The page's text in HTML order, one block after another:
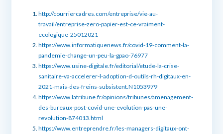
http://courriercadres.com/entreprise/vie-au-
travail/entreprise-zero-papier-est-ce-vraiment-
ecologique-25012021
https://www.informatiquenews.fr/covid-19-comment-la-
pandemie-change-un-peu-la-gpao-76977
https://www.usine-digitale.fr/editorial/etude-la-crise-
sanitaire-va-accelerer-l-adoption-d-outils-rh-digitaux-en-
2021-mais-des-freins-subsistent.N1053979
https://www.latribune.fr/opinions/tribunes/amenagement-
des-bureaux-post-covid-une-evolution-pas-une-
revolution-874013.html
https://www.entreprendre.fr/les-managers-digitaux-ont-